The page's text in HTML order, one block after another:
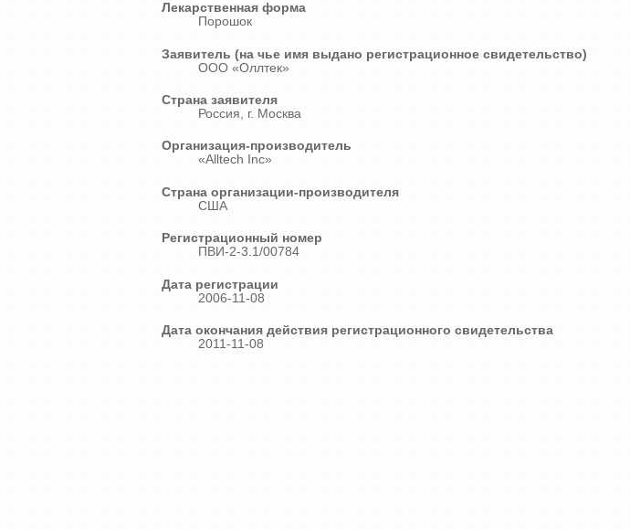
Лекарственная форма
Порошок
Заявитель (на чье имя выдано регистрационное свидетельство)
ООО «Оллтек»
Страна заявителя
Россия, г. Москва
Организация-производитель
«Alltech Inc»
Страна организации-производителя
США
Регистрационный номер
ПВИ-2-3.1/00784
Дата регистрации
2006-11-08
Дата окончания действия регистрационного свидетельства
2011-11-08